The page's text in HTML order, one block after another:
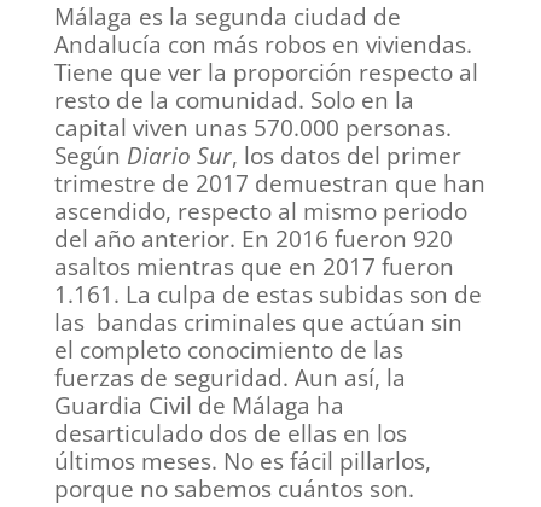
Málaga es la segunda ciudad de
Andalucía con más robos en viviendas.
Tiene que ver la proporción respecto al
resto de la comunidad. Solo en la
capital viven unas 570.000 personas.
Según Diario Sur, los datos del primer
trimestre de 2017 demuestran que han
ascendido, respecto al mismo periodo
del año anterior. En 2016 fueron 920
asaltos mientras que en 2017 fueron
1.161. La culpa de estas subidas son de
las bandas criminales que actúan sin
el completo conocimiento de las
fuerzas de seguridad. Aun así, la
Guardia Civil de Málaga ha
desarticulado dos de ellas en los
últimos meses. No es fácil pillarlos,
porque no sabemos cuántos son.